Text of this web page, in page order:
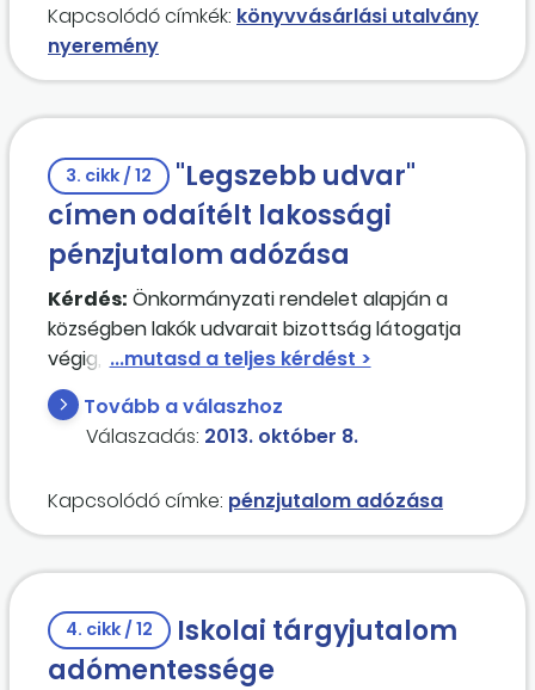
Kapcsolódó címkék: könyvvásárlási utalvány
nyeremény
3. cikk / 12
"Legszebb udvar"
címen odaítélt lakossági
pénzjutalom adózása
Kérdés: Önkormányzati rendelet alapján a
községben lakók udvarait bizottság látogatja
végig, s a legszebbnek ítélteket
pénzjutalommal díjazza. A pénzjutalomnak van-
e adó- és járulékvonzata?
Tovább a válaszhoz
Válaszadás: 2013. október 8.
Kapcsolódó címke: pénzjutalom adózása
4. cikk / 12
Iskolai tárgyjutalom
adómentessége